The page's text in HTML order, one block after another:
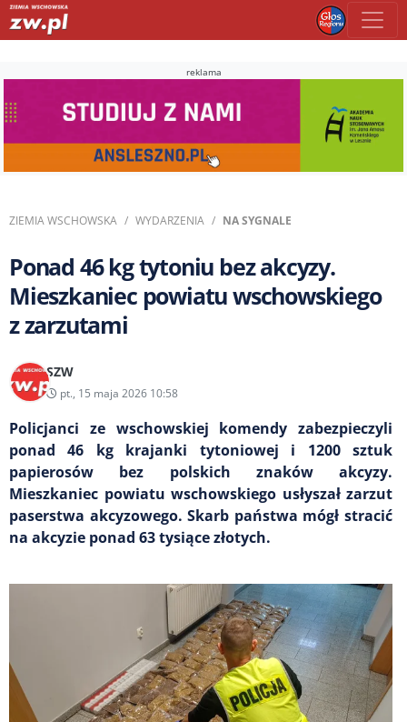
reklama
ZIEMIA WSCHOWSKA WYDARZENIA NA SYGNALE
Ponad 46 kg tytoniu bez akcyzy.
Mieszkaniec powiatu wschowskiego
z zarzutami
SZW
pt., 15 maja 2026 10:58
Policjanci ze wschowskiej komendy zabezpieczyli
ponad 46 kg krajanki tytoniowej i 1200 sztuk
papierosów bez polskich znaków akcyzy.
Mieszkaniec powiatu wschowskiego usłyszał zarzut
paserstwa akcyzowego. Skarb państwa mógł stracić
na akcyzie ponad 63 tysiące złotych.